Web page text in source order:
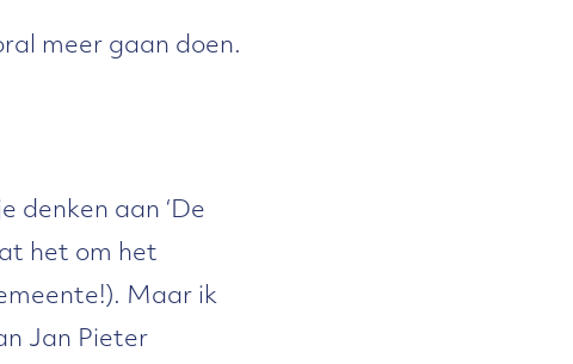
meer gaan doen.
denken aan ‘De
het om het
Maar ik
Jan Pieter